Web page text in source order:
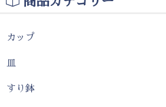
カップ
皿
すり鉢